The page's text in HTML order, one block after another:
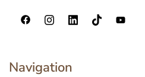
Navigation